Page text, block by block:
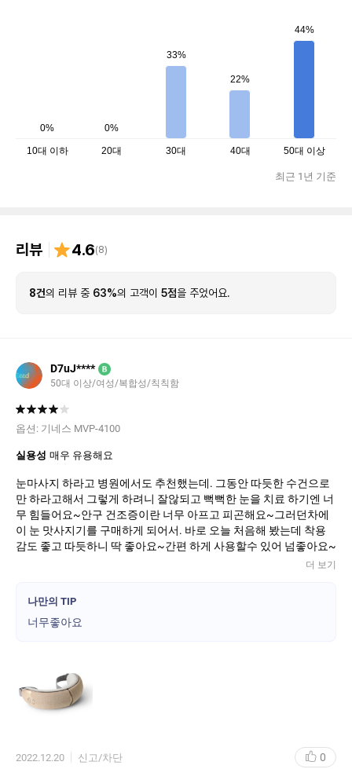
0% 0%
33%
22%
44%
10대 이하 20대 30대 40대 50대 이상
최근 1년 기준
리뷰 4.6(8)
8건의 리뷰 중 63%의 고객이 5점을 주었어요.
D7uJ**** B
50대 이상/여성/복합성/칙칙함
옵션: 기네스 MVP-4100
실용성 매우 유용해요
눈마사지 하라고 병원에서도 추천했는데. 그동안 따듯한 수건으로
만 하라고해서 그렇게 하려니 잘않되고 뻑뻑한 눈을 치료 하기엔 너
무 힘들어요~안구 건조증이란 너무 아프고 피곤해요~그러던차에
이 눈 맛사지기를 구매하게 되어서. 바로 오늘 처음해 봤는데 착용
감도 좋고 따듯하니 딱 좋아요~간편 하게 사용할수 있어 넘좋아요~
더 보기
나만의 TIP
너무좋아요
2022.12.20 신고/차단 0